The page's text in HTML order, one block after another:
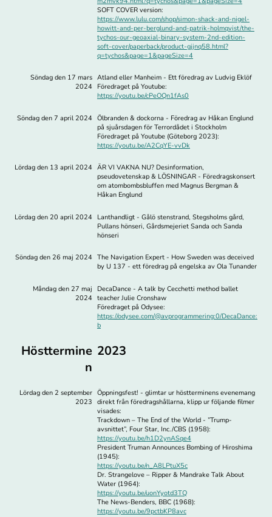
SOFT COVER version:
https://www.lulu.com/shop/simon-shack-and-nigel-
howitt-and-per-berglund-and-patrik-holmqvist/the-
tychos-our-geoaxial-binary-system-2nd-edition-
soft-cover/paperback/product-gjjnq58.html?
q=tychos&page=1&pageSize=4
Söndag den 17 mars
2024
Atland eller Manheim - Ett föredrag av Ludvig Eklöf
Föredraget på Youtube:
https://youtu.be/cPeOQn1fAs0
Söndag den 7 april 2024 Ölbranden & dockorna - Föredrag av Håkan Englund
på sjuårsdagen för Terrordådet i Stockholm
Föredraget på Youtube (Göteborg 2023):
https://youtu.be/A2CqYE-vvDk
Lördag den 13 april 2024 ÄR VI VAKNA NU? Desinformation,
pseudovetenskap & LÖSNINGAR - Föredragskonsert
om atombombsbluffen med Magnus Bergman &
Håkan Englund
Lördag den 20 april 2024
Lanthandligt - Gålö stenstrand, Stegsholms gård,
Pullans hönseri, Gårdsmejeriet Sanda och Sanda
hönseri
Söndag den 26 maj 2024 The Navigation Expert - How Sweden was deceived
by U 137 - ett föredrag på engelska av Ola Tunander
Måndag den 27 maj
2024
DecaDance - A talk by Cecchetti method ballet
teacher Julie Cronshaw
Föredraget på Odysee:
https://odysee.com/@avprogrammering:0/DecaDance:
b
Hösttermine
n
2023
Lördag den 2 september
2023
Öppningsfest! - glimtar ur höstterminens evenemang
direkt från föredragshållarna, klipp ur följande filmer
visades:
Trackdown – The End of the World - ”Trump-
avsnittet”, Four Star, Inc./CBS (1958):
https://youtu.be/h1D2ynASqe4
President Truman Announces Bombing of Hiroshima
(1945):
https://youtu.be/n_A8LPtuX5c
Dr. Strangelove – Ripper & Mandrake Talk About
Water (1964):
https://youtu.be/uonYyotd3TQ
The News-Benders, BBC (1968):
https://youtu.be/9pctbKP8avc